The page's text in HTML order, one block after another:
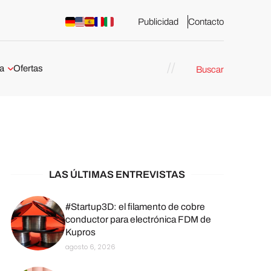
Publicidad Contacto
3D en
Ofertas Buscar
LAS ÚLTIMAS ENTREVISTAS
#Startup3D: el filamento de cobre
conductor para electrónica FDM de
Kupros
agosto 6, 2026